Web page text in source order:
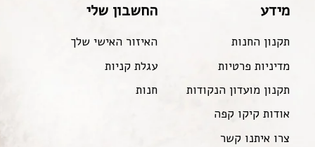
מידע
תקנון החנות
מדיניות פרטיות
תקנון מועדון הנקודות
אודות קיקו קפה
צרו איתנו קשר
החשבון שלי
האיזור האישי שלך
עגלת קניות
חנות